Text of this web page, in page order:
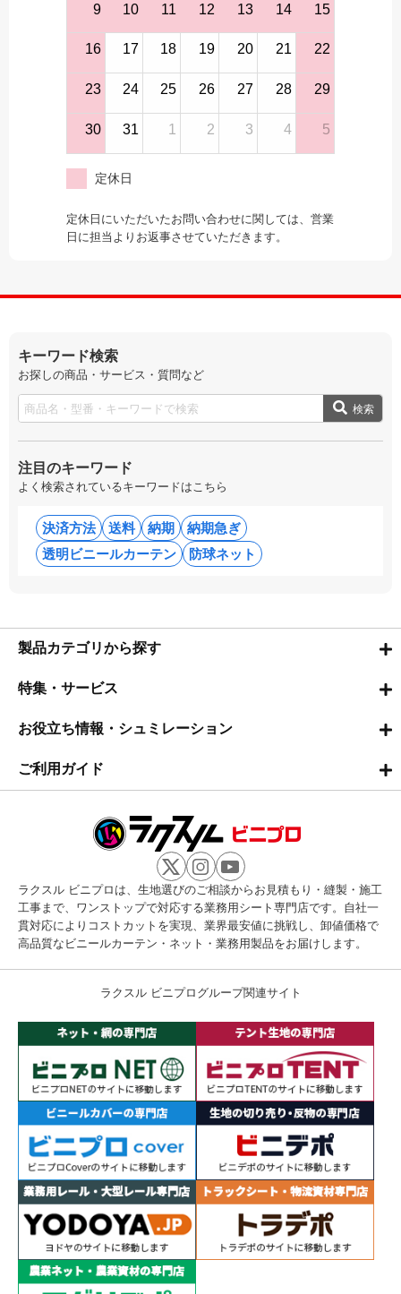
9 10 11 12 13 14 15
16 17 18 19 20 21 22
23 24 25 26 27 28 29
30 31 1 2 3 4 5
定休日
定休日にいただいたお問い合わせに関しては、営業
日に担当よりお返事させていただきます。
キーワード検索
お探しの商品・サービス・質問など
検索
注目のキーワード
よく検索されているキーワードはこちら
決済方法 送料 納期
納期急ぎ
透明ビニールカーテン
防球ネット
製品カテゴリから探す
特集・サービス
お役立ち情報・シュミレーション
ご利用ガイド
ラクスル ビニプロは、生地選びのご相談からお見積もり・縫製・施工
工事まで、ワンストップで対応する業務用シート専門店です。自社一
貫対応によりコストカットを実現、業界最安値に挑戦し、卸値価格で
高品質なビニールカーテン・ネット・業務用製品をお届けします。
ラクスル ビニプログループ関連サイト